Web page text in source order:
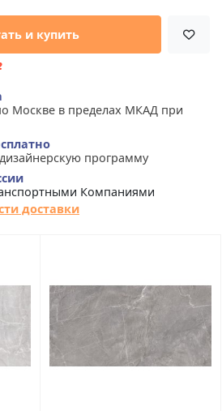
и купить
Москве в пределах МКАД при
программу
Компаниями
доставки